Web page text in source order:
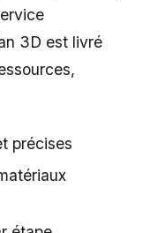
3D est livré
précises